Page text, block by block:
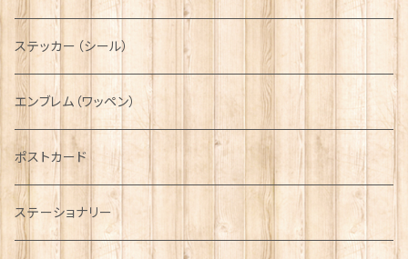
ニット帽
ボタンラップマフラー【Aran Traditions】
ファッションマスク
その他テーブルウェア
動物＆植物
国旗＆紋章
音楽＆楽器
運動＆人物
シンボル
NAVY
AIRFORCE
ARMY
ピューター
ステッカー（シール）
エンブレム（ワッペン）
ポストカード
ステーショナリー